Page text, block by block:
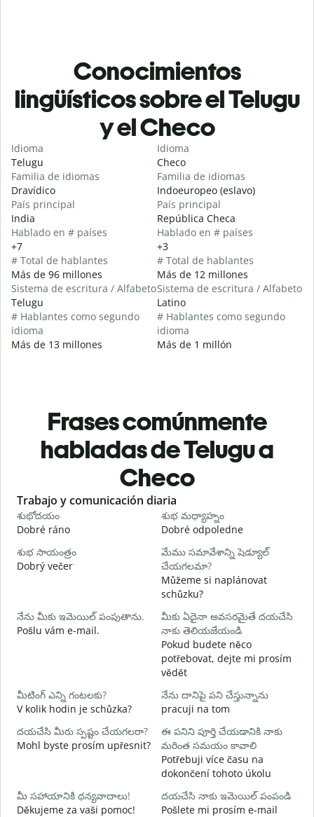
Conocimientos
lingüísticos sobre el Telugu
y el Checo
Idioma
Telugu
Familia de idiomas
Dravídico
País principal
India
Hablado en # países
+7
# Total de hablantes
Más de 96 millones
Sistema de escritura / Alfabeto
Telugu
# Hablantes como segundo
idioma
Más de 13 millones
Idioma
Checo
Familia de idiomas
Indoeuropeo (eslavo)
País principal
República Checa
Hablado en # países
+3
# Total de hablantes
Más de 12 millones
Sistema de escritura / Alfabeto
Latino
# Hablantes como segundo
idioma
Más de 1 millón
Frases comúnmente
habladas de Telugu a
Checo
Slide 1 of 6
Trabajo y comunicación diaria
శుభోదయం
Dobré ráno
శుభ మధ్యాహ్నం
Dobré odpoledne
శుభ సాయంత్రం
Dobrý večer
మేము సమావేశాన్ని షెడ్యూల్
చేయగలమా?
Můžeme si naplánovat
schůzku?
నేను మీకు ఇమెయిల్ పంపుతాను.
Pošlu vám e-mail.
మీకు ఏదైనా అవసరమైతే దయచేసి
నాకు తెలియజేయండి
Pokud budete něco
potřebovat, dejte mi prosím
vědět
మీటింగ్ ఎన్ని గంటలకు?
V kolik hodin je schůzka?
నేను దానిపై పని చేస్తున్నాను
pracuji na tom
దయచేసి మీరు స్పష్టం చేయగలరా?
Mohl byste prosím upřesnit?
ఈ పనిని పూర్తి చేయడానికి నాకు
మరింత సమయం కావాలి
Potřebuji více času na
dokončení tohoto úkolu
మీ సహాయానికి ధన్యవాదాలు!
Děkujeme za vaši pomoc!
దయచేసి నాకు ఇమెయిల్ పంపండి
Pošlete mi prosím e-mail